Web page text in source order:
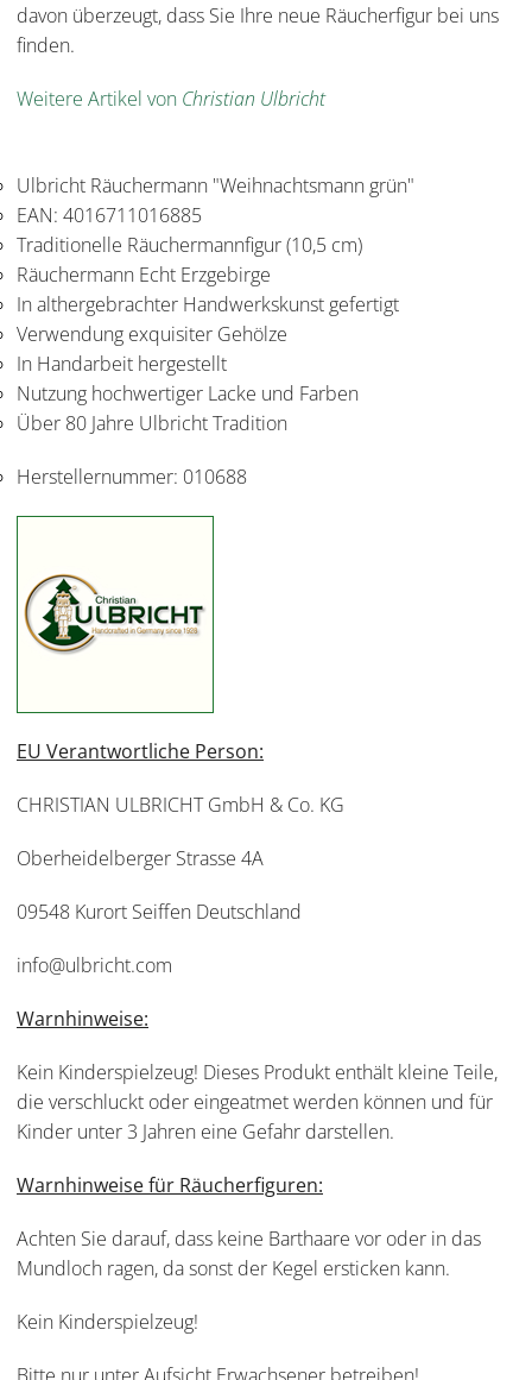
davon überzeugt, dass Sie Ihre neue Räucherfigur bei uns
finden.
Weitere Artikel von Christian Ulbricht
Ulbricht Räuchermann "Weihnachtsmann grün"
EAN: 4016711016885
Traditionelle Räuchermannfigur (10,5 cm)
Räuchermann Echt Erzgebirge
In althergebrachter Handwerkskunst gefertigt
Verwendung exquisiter Gehölze
In Handarbeit hergestellt
Nutzung hochwertiger Lacke und Farben
Über 80 Jahre Ulbricht Tradition
Herstellernummer: 010688
EU Verantwortliche Person:
CHRISTIAN ULBRICHT GmbH & Co. KG
Oberheidelberger Strasse 4A
09548 Kurort Seiffen Deutschland
info@ulbricht.com
Warnhinweise:
Kein Kinderspielzeug! Dieses Produkt enthält kleine Teile,
die verschluckt oder eingeatmet werden können und für
Kinder unter 3 Jahren eine Gefahr darstellen.
Warnhinweise für Räucherfiguren:
Achten Sie darauf, dass keine Barthaare vor oder in das
Mundloch ragen, da sonst der Kegel ersticken kann.
Kein Kinderspielzeug!